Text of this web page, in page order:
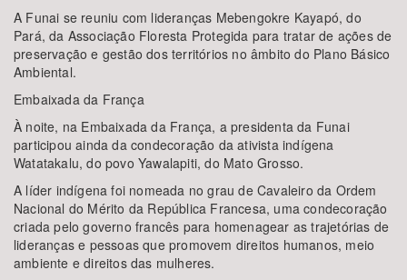
A Funai se reuniu com lideranças Mebengokre Kayapó, do
Pará, da Associação Floresta Protegida para tratar de ações de
preservação e gestão dos territórios no âmbito do Plano Básico
Ambiental.
Embaixada da França
À noite, na Embaixada da França, a presidenta da Funai
participou ainda da condecoração da ativista indígena
Watatakalu, do povo Yawalapiti, do Mato Grosso.
A líder indígena foi nomeada no grau de Cavaleiro da Ordem
Nacional do Mérito da República Francesa, uma condecoração
criada pelo governo francês para homenagear as trajetórias de
lideranças e pessoas que promovem direitos humanos, meio
ambiente e direitos das mulheres.